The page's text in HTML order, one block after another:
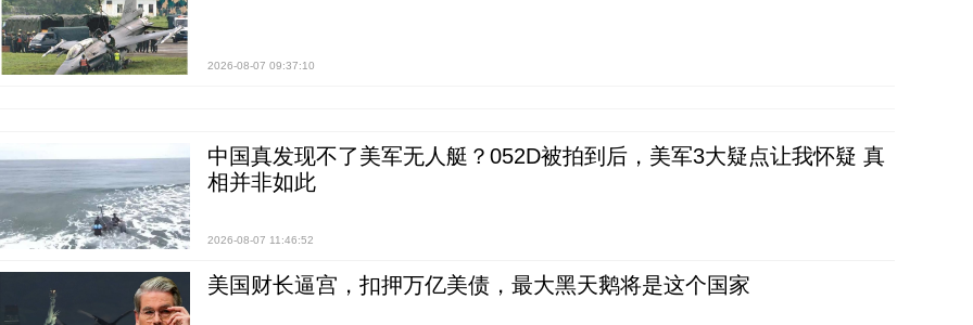
2026-08-07 09:37:10
中国真发现不了美军无人艇？052D被拍到后，美军3大疑点让我怀疑 真
相并非如此
2026-08-07 11:46:52
美国财长逼宫，扣押万亿美债，最大黑天鹅将是这个国家